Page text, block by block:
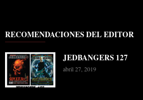
RECOMENDACIONES DEL EDITOR
JEDBANGERS 127
abril 27, 2019